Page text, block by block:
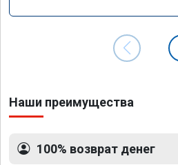
Наши преимущества
100% возврат денег